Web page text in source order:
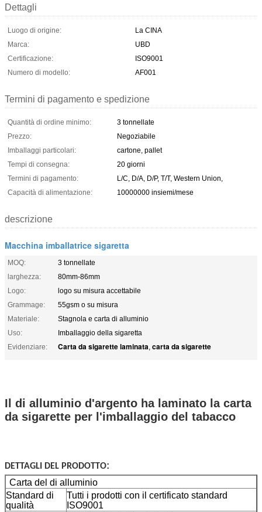
Dettagli
Luogo di origine:
La CINA
Marca:
UBD
Certificazione:
ISO9001
Numero di modello:
AF001
Termini di pagamento e spedizione
Quantità di ordine minimo:
3 tonnellate
Prezzo:
Negoziabile
Imballaggi particolari:
cartone, pallet
Tempi di consegna:
20 giorni
Termini di pagamento:
L/C, D/A, D/P, T/T, Western Union,
Capacità di alimentazione:
10000000 insiemi/mese
descrizione
Macchina imballatrice sigaretta
MOQ:
3 tonnellate
larghezza:
80mm-86mm
Logo:
logo su misura accettabile
Grammage:
55gsm o su misura
Materiale:
Stagnola e carta di alluminio
Uso:
Imballaggio della sigaretta
Evidenziare:
Carta da sigarette laminata, carta da sigarette
Il di alluminio d'argento ha laminato la carta
da sigarette per l'imballaggio del tabacco
DETTAGLI DEL PRODOTTO:
Carta del di alluminio
Standard di
qualità
Tutti i prodotti con il certificato standard
ISO9001